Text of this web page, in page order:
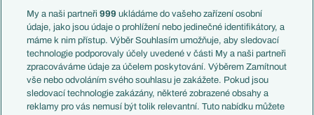
Témata
Představení týmů MS
EuroSkauting
PL v kostce
Evropské koeficienty
Přestupy
Přestupové spekulace
Francie
Itálie
Německo
Španělsko
Argentina
Brazílie
Přestupy
My a naši partneři999 ukládáme do vašeho zařízení osobní
údaje, jako jsou údaje o prohlížení nebo jedinečné identifikátory, a
máme k nim přístup. Výběr Souhlasím umožňuje, aby sledovací
technologie podporovaly účely uvedené v části My a naši partneři
zpracováváme údaje za účelem poskytování. Výběrem Zamítnout
vše nebo odvoláním svého souhlasu je zakážete. Pokud jsou
sledovací technologie zakázány, některé zobrazené obsahy a
reklamy pro vás nemusí být tolik relevantní. Tuto nabídku můžete